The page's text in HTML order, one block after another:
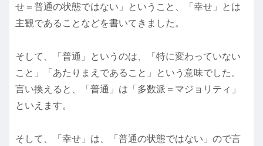
せ＝普通の状態ではない」ということ、「幸せ」とは
主観であることなどを書いてきました。
そして、「普通」というのは、「特に変わっていない
こと」「あたりまえであること」という意味でした。
言い換えると、「普通」は「多数派＝マジョリティ」
といえます。
そして、「幸せ」は、「普通の状態ではない」ので言